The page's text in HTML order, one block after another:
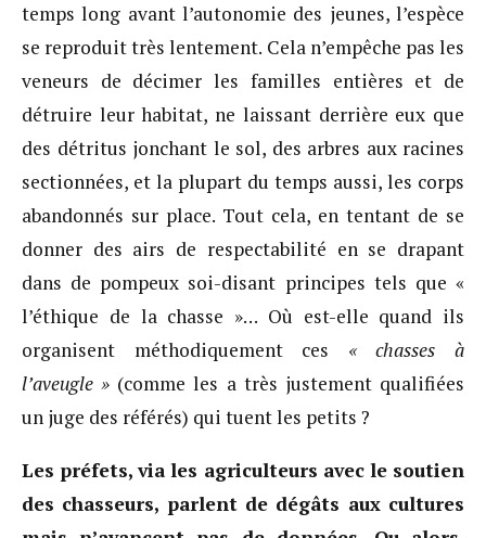
temps long avant l’autonomie des jeunes, l’espèce
se reproduit très lentement. Cela n’empêche pas les
veneurs de décimer les familles entières et de
détruire leur habitat, ne laissant derrière eux que
des détritus jonchant le sol, des arbres aux racines
sectionnées, et la plupart du temps aussi, les corps
abandonnés sur place. Tout cela, en tentant de se
donner des airs de respectabilité en se drapant
dans de pompeux soi-disant principes tels que «
l’éthique de la chasse »… Où est-elle quand ils
organisent méthodiquement ces « chasses à
l’aveugle » (comme les a très justement qualifiées
un juge des référés) qui tuent les petits ?
Les préfets, via les agriculteurs avec le soutien
des chasseurs, parlent de dégâts aux cultures